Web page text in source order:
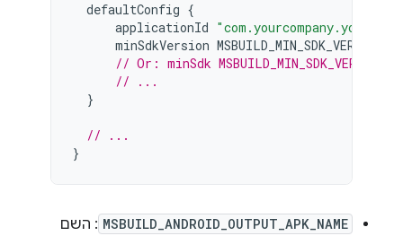
defaultConfig {
applicationId "com.yourcompany.yourapp"
minSdkVersion MSBUILD_MIN_SDK_VERSION
// Or: minSdk
// ...
}
// ...
}
MSBUILD_ANDROID_OUTPUT_APK_NAME : השם